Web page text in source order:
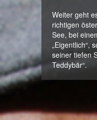
Weiter geht
richtigen
See, bei
„Eigentlich“,
seiner tiefen
Teddybär“.